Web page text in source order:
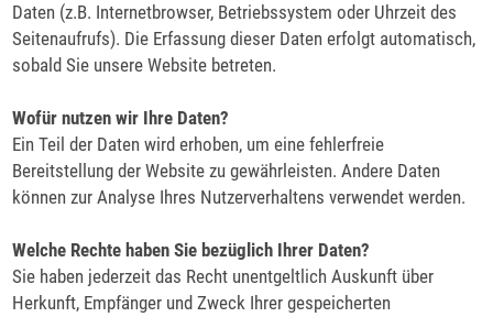
Daten (z.B. Internetbrowser, Betriebssystem oder Uhrzeit des
Seitenaufrufs). Die Erfassung dieser Daten erfolgt automatisch,
sobald Sie unsere Website betreten.
Wofür nutzen wir Ihre Daten?
Ein Teil der Daten wird erhoben, um eine fehlerfreie
Bereitstellung der Website zu gewährleisten. Andere Daten
können zur Analyse Ihres Nutzerverhaltens verwendet werden.
Welche Rechte haben Sie bezüglich Ihrer Daten?
Sie haben jederzeit das Recht unentgeltlich Auskunft über
Herkunft, Empfänger und Zweck Ihrer gespeicherten